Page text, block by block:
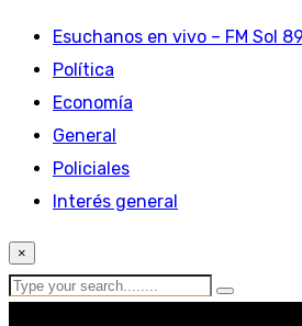
Esuchanos en vivo – FM Sol
Política
Economía
General
Policiales
Interés general
×